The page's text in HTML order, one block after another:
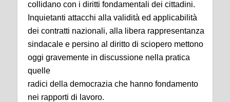
collidano con i diritti fondamentali dei cittadini.
Inquietanti attacchi alla validità ed applicabilità
dei contratti nazionali, alla libera rappresentanza
sindacale e persino al diritto di sciopero mettono
oggi gravemente in discussione nella pratica
quelle
radici della democrazia che hanno fondamento
nei rapporti di lavoro.